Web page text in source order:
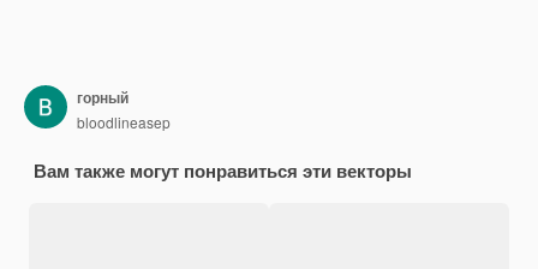
горный
bloodlineasep
Вам также могут понравиться эти векторы